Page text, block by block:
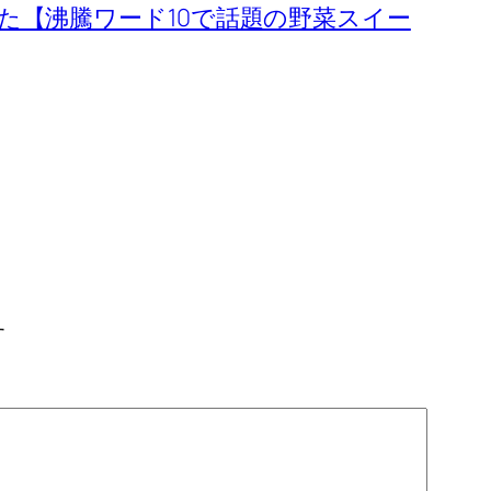
【沸騰ワード10で話題の野菜スイー